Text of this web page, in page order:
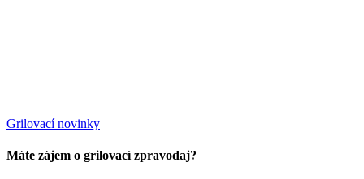
Grilovací novinky
Máte zájem o grilovací zpravodaj?